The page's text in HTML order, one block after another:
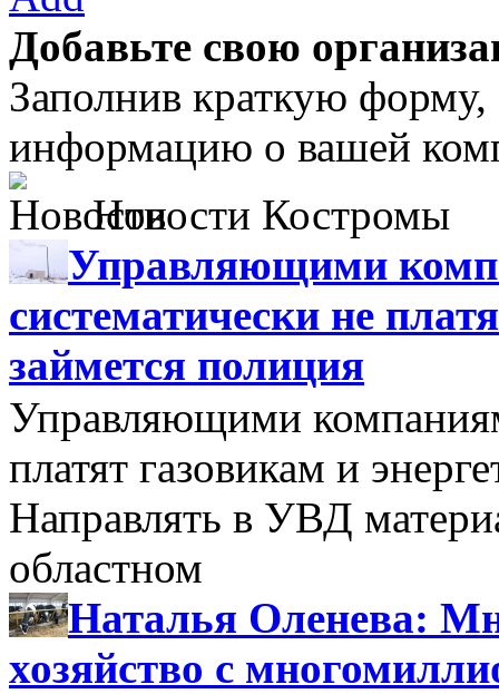
Добавьте свою
Заполнив краткую
информацию о вашей
Новости Костромы
Управляющими
систематически не
займется полиция
Управляющими
платят газовикам и
Направлять в УВД
областном
Наталья Оленева:
хозяйство с